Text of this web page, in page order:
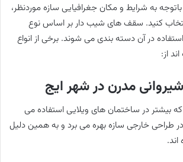
به شرایط و مکان جغرافیایی سازه موردنظر،
کنید. سقف های شیب دار بر اساس نوع
در آن دسته بندی می شوند. برخی از انواع
از:
مدرن در شهر ایج
بیشتر در ساختمان های ویلایی استفاده می
در طراحی خارجی سازه بهره می برد و به همین دلیل
اند.